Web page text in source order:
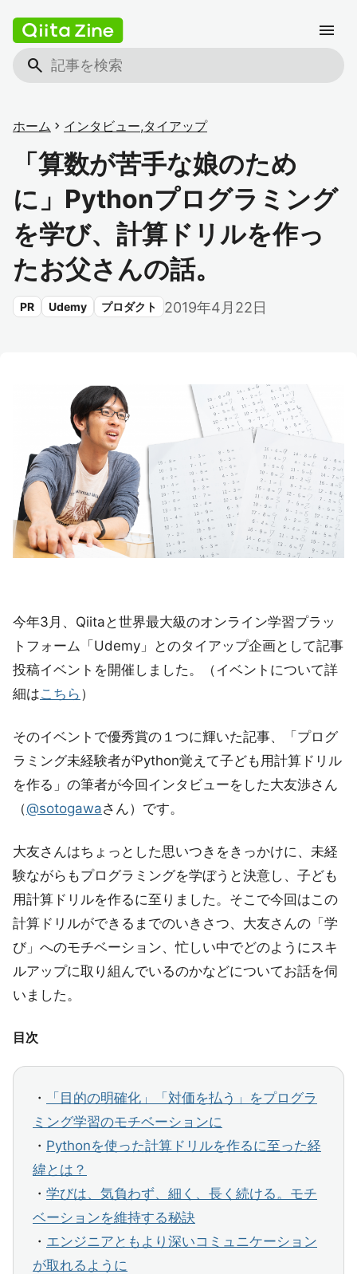
search
menu
ホーム chevron_right インタビュー,タイアップ
「算数が苦手な娘のため
に」Pythonプログラミング
を学び、計算ドリルを作っ
たお父さんの話。
PR Udemy プロダクト 2019年4月22日
今年3月、Qiitaと世界最大級のオンライン学習プラッ
トフォーム「Udemy」とのタイアップ企画として記事
投稿イベントを開催しました。（イベントについて詳
細はこちら ）
そのイベントで優秀賞の１つに輝いた記事、「プログ
ラミング未経験者がPython覚えて子ども用計算ドリル
を作る」の筆者が今回インタビューをした大友渉さん
（@sotogawaさん）です。
大友さんはちょっとした思いつきをきっかけに、未経
験ながらもプログラミングを学ぼうと決意し、子ども
用計算ドリルを作るに至りました。そこで今回はこの
計算ドリルができるまでのいきさつ、大友さんの「学
び」へのモチベーション、忙しい中でどのようにスキ
ルアップに取り組んでいるのかなどについてお話を伺
いました。
目次
・
「目的の明確化」「対価を払う」をプログラ
ミング学習のモチベーションに
・ Pythonを使った計算ドリルを作るに至った経
緯とは？
・ 学びは、気負わず、細く、長く続ける。モチ
ベーションを維持する秘訣
・ エンジニアともより深いコミュニケーション
が取れるように